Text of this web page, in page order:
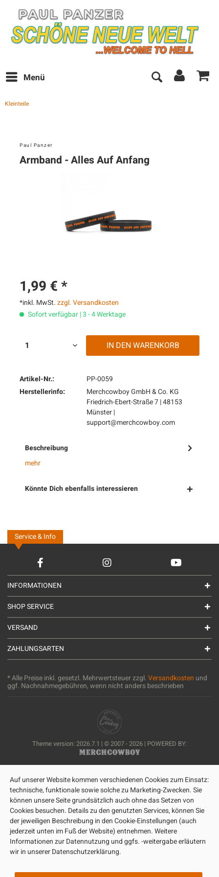
Menü
Kleinteile
Paul Panzer
Armband - Alles Auf Anfang
1,99 € *
*inkl. MwSt.zzgl. Versandkosten
Sofort verfügbar | 3 - 4 Werktage
IN DEN WARENKORB
Artikel-Nr.:
PP-0059
Herstellerinfo:
Merchcowboy GmbH & Co. KG
Friedrich-Ebert-Straße 7 | 48153
Münster |
support@merchcowboy.com
Beschreibung
mehr
Könnte Dich ebenfalls interessieren
Service & Info
INFORMATIONEN
SHOP SERVICE
VERSAND
ZAHLUNGSARTEN
* Alle Preise inkl. gesetzl. Mehrwertsteuer zzgl.Versandkosten und
ggf. Nachnahmegebühren, wenn nicht anders beschrieben
Theme version: 2026.7.1 | © 2007 - 2026 | POWERED BY:
Auf unserer Website kommen verschiedenen Cookies zum Einsatz:
technische, funktionale sowie solche zu Marketing-Zwecken. Sie
können unsere Seite grundsätzlich auch ohne das Setzen von
Cookies besuchen. Details zu den genutzten Services, können Sie
der jeweiligen Beschreibung in den Cookie-Einstellungen (auch
jederzeit unten im Fuß der Website) entnehmen. Weitere
Informationen zur Datennutzung und ggfs. -weitergabe erläutern
wir in unserer Datenschutzerklärung.